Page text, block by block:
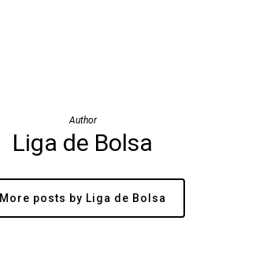
Author
Liga de Bolsa
More posts by Liga de Bolsa